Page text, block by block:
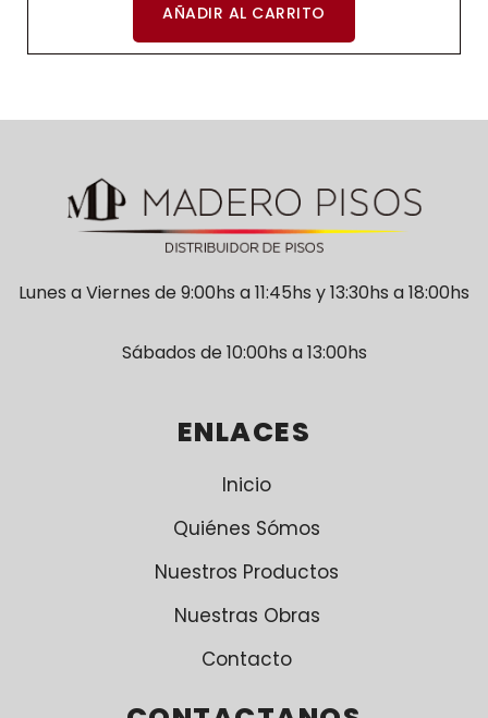
AÑADIR AL CARRITO
Lunes a Viernes de 9:00hs a 11:45hs y 13:30hs a 18:00hs
Sábados de 10:00hs a 13:00hs
ENLACES
Inicio
Quiénes Sómos
Nuestros Productos
Nuestras Obras
Contacto